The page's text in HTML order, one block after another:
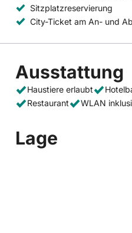
Sitzplatzreservierung
City-Ticket am An- und
Ausstattung
Haustiere erlaubt
Restaurant
WLAN
Lage